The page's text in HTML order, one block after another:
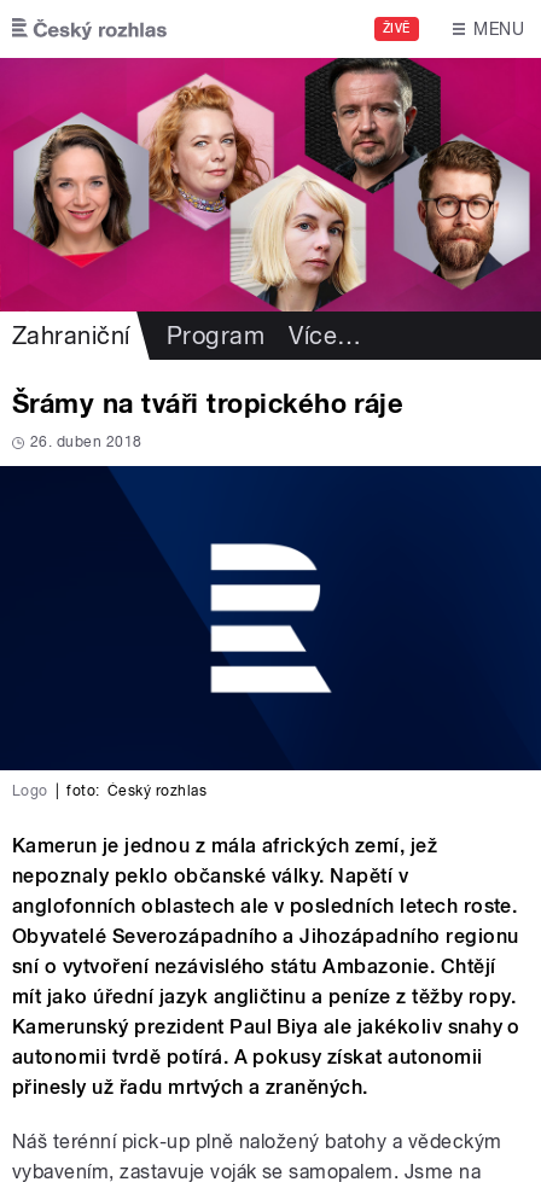
Přejít k hlavnímu obsahu
ŽIVĚ MENU
Zahraniční Program Více…
Šrámy na tváři tropického ráje
26. duben 2018
Logo foto: Český rozhlas
Kamerun je jednou z mála afrických zemí, jež
nepoznaly peklo občanské války. Napětí v
anglofonních oblastech ale v posledních letech roste.
Obyvatelé Severozápadního a Jihozápadního regionu
sní o vytvoření nezávislého státu Ambazonie. Chtějí
mít jako úřední jazyk angličtinu a peníze z těžby ropy.
Kamerunský prezident Paul Biya ale jakékoliv snahy o
autonomii tvrdě potírá. A pokusy získat autonomii
přinesly už řadu mrtvých a zraněných.
Náš terénní pick-up plně naložený batohy a vědeckým
vybavením, zastavuje voják se samopalem. Jsme na